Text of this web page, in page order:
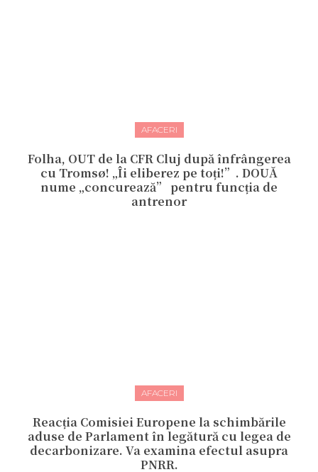
AFACERI
Folha, OUT de la CFR Cluj după înfrângerea
cu Tromsø! „Îi eliberez pe toți!”. DOUĂ
nume „concurează” pentru funcția de
antrenor
AFACERI
Reacția Comisiei Europene la schimbările
aduse de Parlament în legătură cu legea de
decarbonizare. Va examina efectul asupra
PNRR.